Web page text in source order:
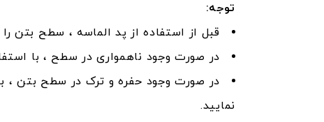
توجه:
قبل از استفاده از پد الماسه ، سطح بتن
در صورت وجود ناهمواری در سطح ، با
در صورت وجود حفره و ترک در سطح بتن ،
نمایید.